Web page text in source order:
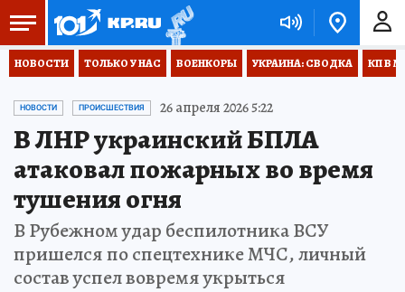
НОВОСТИ ТОЛЬКО У НАС ВОЕНКОРЫ УКРАИНА: СВОДКА КП В
НОВОСТИ ПРОИСШЕСТВИЯ 26 апреля 2026 5:22
В ЛНР украинский БПЛА
атаковал пожарных во время
тушения огня
В Рубежном удар беспилотника ВСУ
пришелся по спецтехнике МЧС, личный
состав успел вовремя укрыться